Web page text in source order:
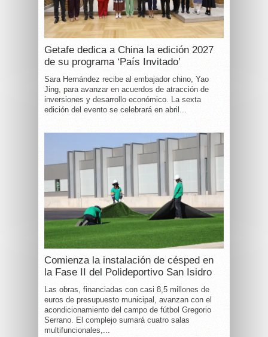
Getafe dedica a China la edición 2027
de su programa ‘País Invitado’
Sara Hernández recibe al embajador chino, Yao
Jing, para avanzar en acuerdos de atracción de
inversiones y desarrollo económico. La sexta
edición del evento se celebrará en abril...
Comienza la instalación de césped en
la Fase II del Polideportivo San Isidro
Las obras, financiadas con casi 8,5 millones de
euros de presupuesto municipal, avanzan con el
acondicionamiento del campo de fútbol Gregorio
Serrano. El complejo sumará cuatro salas
multifuncionales,...